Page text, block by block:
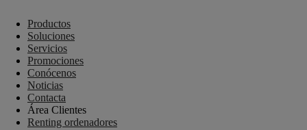
Productos
Soluciones
Servicios
Promociones
Conócenos
Noticias
Contacta
Área Clientes
Renting ordenadores